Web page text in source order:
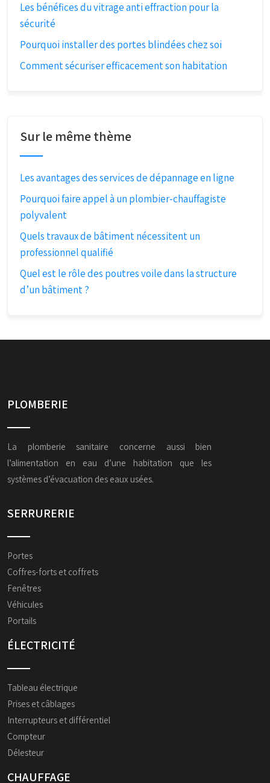
Les bénéfices du vitrage anti effraction pour la
sécurité
Pourquoi installer des portes blindées chez soi
Comment sécuriser efficacement son habitation
Sur le même thème
Les avantages des services de dépannage en ligne
Pourquoi faire appel à un plombier-chauffagiste
polyvalent
Quels travaux de bâtiment nécessitent un
professionnel qualifié
Quel est le rôle des poutres voile dans la structure
d’un bâtiment ?
PLOMBERIE
La plomberie sanitaire concerne aussi bien
l’alimentation en eau d’une habitation que les
systèmes d’évacuation des eaux usées.
SERRURERIE
Portes
Coffres-forts et coffrets
Fenêtres
Véhicules
Portails
ÉLECTRICITÉ
Tableau électrique
Prises et câblages
Interrupteurs et différentiel
Compteur
Délesteur
CHAUFFAGE